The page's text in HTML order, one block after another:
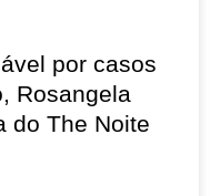
por casos
Rosangela
do The Noite